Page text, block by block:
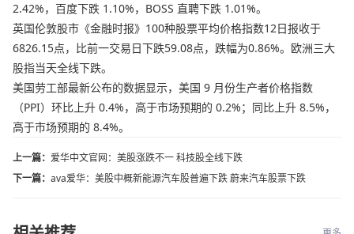
2.42%，百度下跌 1.10%，BOSS 直聘下跌 1.01%。
英国伦敦股市《金融时报》100种股票平均价格指数12日报收于
6826.15点，比前一交易日下跌59.08点，跌幅为0.86%。欧洲三大
股指当天全线下跌。
美国劳工部最新公布的数据显示，美国 9 月份生产者价格指数
（PPI）环比上升 0.4%，高于市场预期的 0.2%；同比上升 8.5%，
高于市场预期的 8.4%。
上一篇： 爱华中文官网：美股涨跌不一 科技股全线下跌
下一篇： ava爱华：美股中概新能源汽车股普遍下跌 蔚来汽车股票下跌